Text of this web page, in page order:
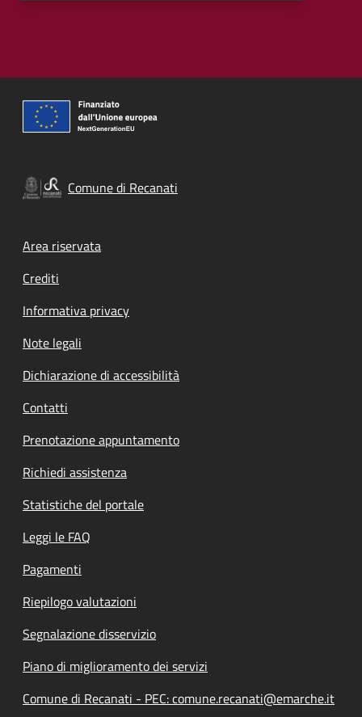
Comune di Recanati
Footer menu
Area riservata
Crediti
Informativa privacy
Note legali
Dichiarazione di accessibilità
Contatti
Prenotazione appuntamento
Richiedi assistenza
Statistiche del portale
Leggi le FAQ
Pagamenti
Riepilogo valutazioni
Segnalazione disservizio
Piano di miglioramento dei servizi
Comune di Recanati - PEC: comune.recanati@emarche.it